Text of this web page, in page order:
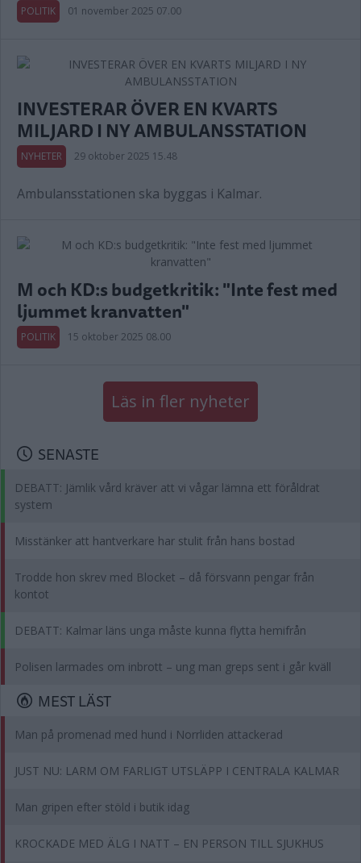
POLITIK 01 november 2025 07.00
INVESTERAR ÖVER EN KVARTS
MILJARD I NY AMBULANSSTATION
NYHETER 29 oktober 2025 15.48
Ambulansstationen ska byggas i Kalmar.
M och KD:s budgetkritik: "Inte fest med
ljummet kranvatten"
POLITIK 15 oktober 2025 08.00
Läs in fler nyheter
SENASTE
DEBATT: Jämlik vård kräver att vi vågar lämna ett föråldrat
system
Misstänker att hantverkare har stulit från hans bostad
Trodde hon skrev med Blocket – då försvann pengar från
kontot
DEBATT: Kalmar läns unga måste kunna flytta hemifrån
Polisen larmades om inbrott – ung man greps sent i går kväll
MEST LÄST
Man på promenad med hund i Norrliden attackerad
JUST NU: LARM OM FARLIGT UTSLÄPP I CENTRALA KALMAR
Man gripen efter stöld i butik idag
KROCKADE MED ÄLG I NATT – EN PERSON TILL SJUKHUS